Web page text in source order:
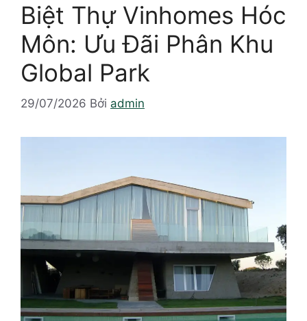
Biệt Thự Vinhomes Hóc
Môn: Ưu Đãi Phân Khu
Global Park
29/07/2026 Bởi admin